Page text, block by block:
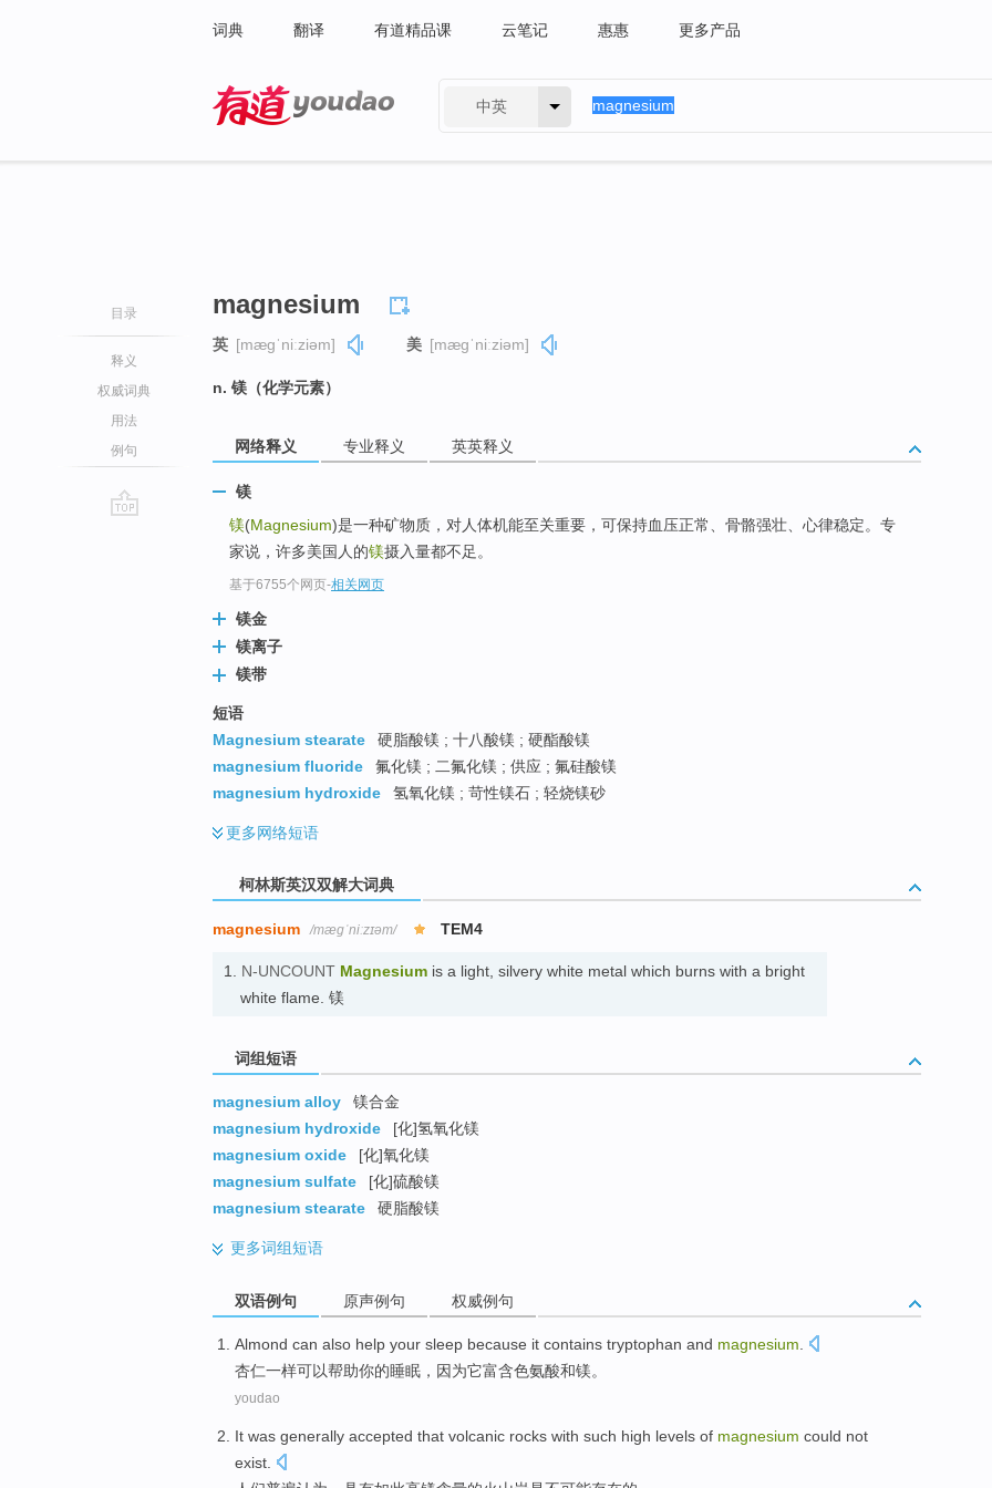
词典 翻译 有道精品课 云笔记 惠惠 更多产品
中英
目录
释义
权威词典
用法
例句
magnesium
英 [mæɡˈniːziəm] 美 [mæɡˈniːziəm]
n. 镁（化学元素）
网络释义 专业释义 英英释义
镁
镁(Magnesium)是一种矿物质，对人体机能至关重要，可保持血压正常、骨骼强壮、心律稳定。专
家说，许多美国人的镁摄入量都不足。
基于6755个网页-相关网页
镁金
镁离子
镁带
短语
Magnesium stearate
硬脂酸镁 ; 十八酸镁 ; 硬酯酸镁
magnesium fluoride
氟化镁 ; 二氟化镁 ; 供应 ; 氟硅酸镁
magnesium hydroxide
氢氧化镁 ; 苛性镁石 ; 轻烧镁砂
更多网络短语
柯林斯英汉双解大词典
magnesium /mæɡˈniːzɪəm/ TEM4
1. N-UNCOUNT Magnesium is a light, silvery white metal which burns with a bright
white flame. 镁
词组短语
magnesium alloy
镁合金
magnesium hydroxide
[化]氢氧化镁
magnesium oxide
[化]氧化镁
magnesium sulfate
[化]硫酸镁
magnesium stearate
硬脂酸镁
更多词组短语
双语例句 原声例句 权威例句
Almond can also help your sleep because it contains tryptophan and magnesium
杏仁一样可以帮助你的睡眠 ， 因为它富含色氨酸和镁。
youdao
It was generally accepted that volcanic rocks with such high levels of magnesium could not
exist